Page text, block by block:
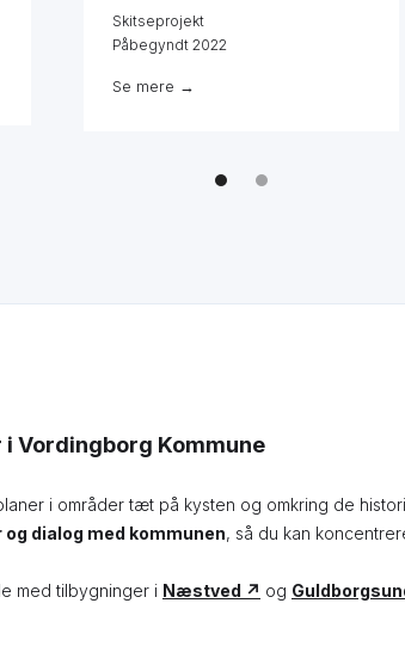
Skitseprojekt
Påbegyndt 2022
Se mere →
Vordingborg Kommune
i områder tæt på kysten og omkring de
dialog med kommunen, så du kan
med tilbygninger i Næstved ↗ og